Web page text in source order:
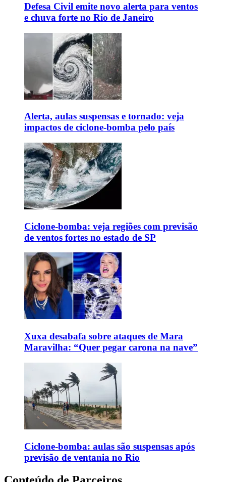
Defesa Civil emite novo alerta para ventos
e chuva forte no Rio de Janeiro
Alerta, aulas suspensas e tornado: veja
impactos de ciclone-bomba pelo país
Ciclone-bomba: veja regiões com previsão
de ventos fortes no estado de SP
Xuxa desabafa sobre ataques de Mara
Maravilha: “Quer pegar carona na nave”
Ciclone-bomba: aulas são suspensas após
previsão de ventania no Rio